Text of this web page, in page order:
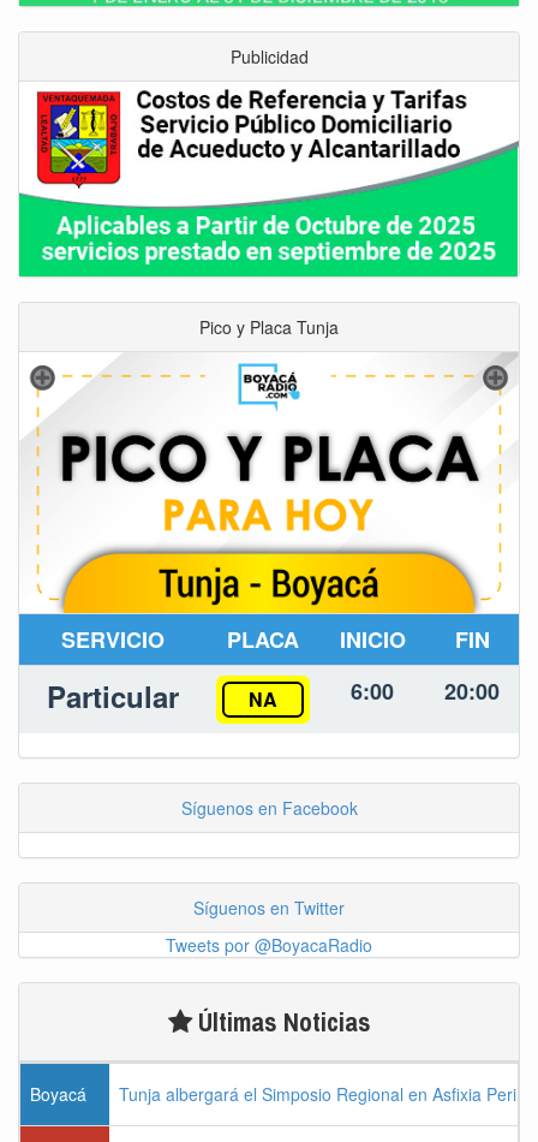
Publicidad
Pico y Placa Tunja
SERVICIO PLACA INICIO FIN
Particular NA 6:00 20:00
Síguenos en Facebook
Síguenos en Twitter
Tweets por @BoyacaRadio
Últimas Noticias
Boyacá Tunja albergará el Simposio Regional en Asfixia